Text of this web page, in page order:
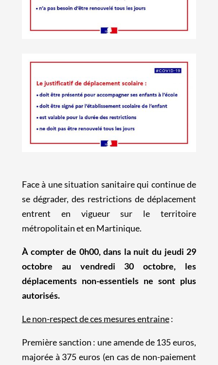
Face à une situation sanitaire qui continue de
se dégrader, des restrictions de déplacement
entrent en vigueur sur le territoire
métropolitain et en Martinique.
À compter de 0h00, dans la nuit du jeudi 29
octobre au vendredi 30 octobre, les
déplacements non-essentiels ne sont plus
autorisés.
Le non-respect de ces mesures entraine:
Première sanction : une amende de 135 euros,
majorée à 375 euros (en cas de non-paiement